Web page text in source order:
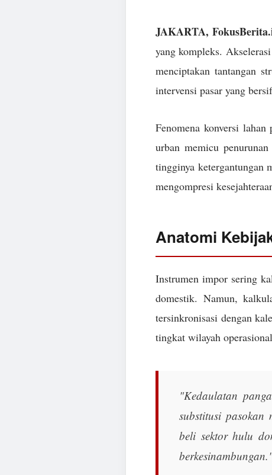
JAKARTA,
yang kompleks.
menciptakan tantangan
intervensi pasar yang
Fenomena konversi
urban memicu
tingginya ketergantungan
mengompresi
Anatomi
Instrumen impor sering
domestik. Namun,
tersinkronisasi dengan
tingkat wilayah
"Kedaulatan
substitusi
beli sektor hulu